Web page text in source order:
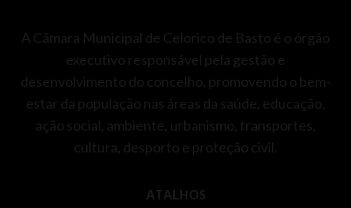
A Câmara Municipal de Celorico de Basto é o órgão
executivo responsável pela gestão e
desenvolvimento do concelho, promovendo o bem-
estar da população nas áreas da saúde, educação,
ação social, ambiente, urbanismo, transportes,
cultura, desporto e proteção civil.
ATALHOS